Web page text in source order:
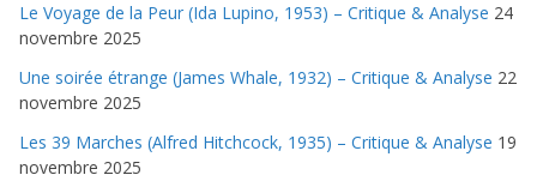
Le Voyage de la Peur (Ida Lupino, 1953) – Critique & Analyse 24
novembre 2025
Une soirée étrange (James Whale, 1932) – Critique & Analyse 22
novembre 2025
Les 39 Marches (Alfred Hitchcock, 1935) – Critique & Analyse 19
novembre 2025